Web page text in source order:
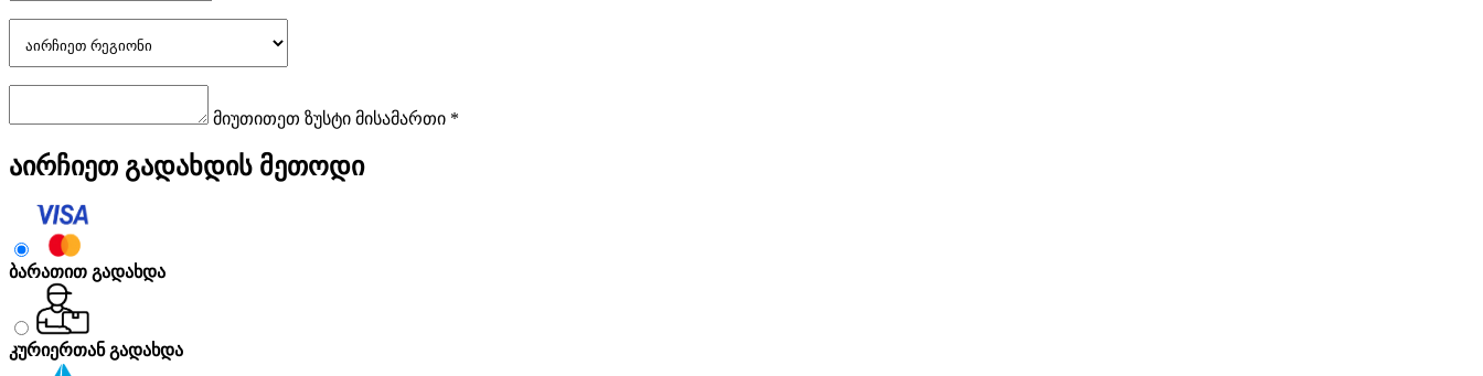
მიუთითეთ ზუსტი მისამართი *
აირჩიეთ გადახდის მეთოდი
ბარათით გადახდა
კურიერთან გადახდა